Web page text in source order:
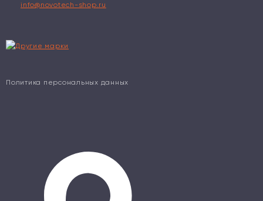
info@novotech-shop.ru
Политика персональных данных